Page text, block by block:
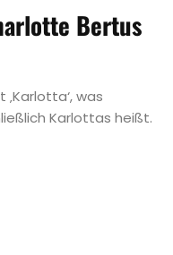
Bertus
was
Karlottas heißt.